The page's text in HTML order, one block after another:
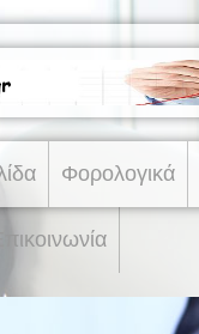
Φορολογικά